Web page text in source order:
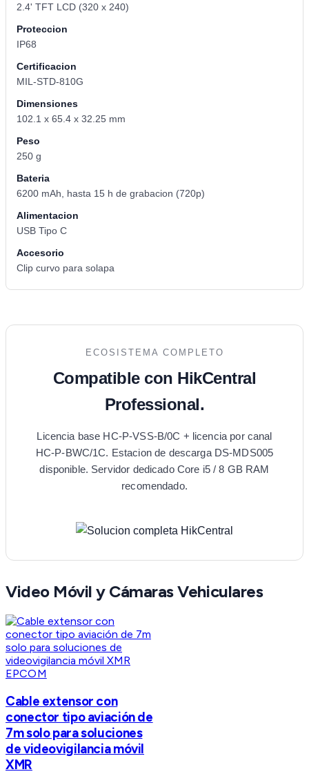
2.4' TFT LCD (320 x 240)
Proteccion
IP68
Certificacion
MIL-STD-810G
Dimensiones
102.1 x 65.4 x 32.25 mm
Peso
250 g
Bateria
6200 mAh, hasta 15 h de grabacion (720p)
Alimentacion
USB Tipo C
Accesorio
Clip curvo para solapa
ECOSISTEMA COMPLETO
Compatible con HikCentral
Professional.
Licencia base HC-P-VSS-B/0C + licencia por canal
HC-P-BWC/1C. Estacion de descarga DS-MDS005
disponible. Servidor dedicado Core i5 / 8 GB RAM
recomendado.
Video Móvil y Cámaras Vehiculares
EPCOM
Cable extensor con
conector tipo aviación de
7m solo para soluciones
de videovigilancia móvil
XMR